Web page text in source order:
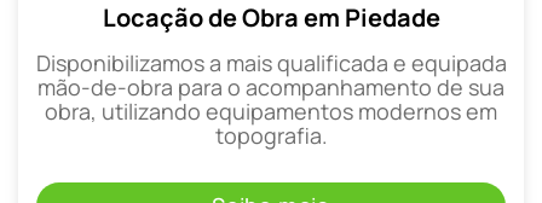
Locação de Obra em Piedade
Disponibilizamos a mais qualificada e equipada
mão-de-obra para o acompanhamento de sua
obra, utilizando equipamentos modernos em
topografia.